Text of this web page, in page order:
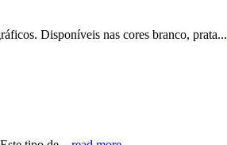
Disponíveis nas cores branco, prata...